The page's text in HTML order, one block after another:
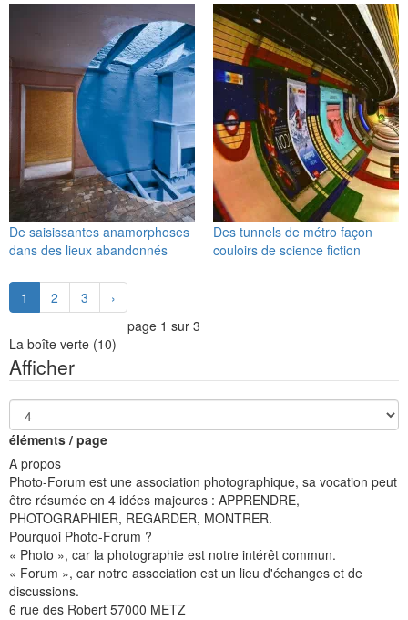
De saisissantes anamorphoses
dans des lieux abandonnés
Des tunnels de métro façon
couloirs de science fiction
1 2 3
›
page 1 sur 3
La boîte verte (10)
Afficher
éléments / page
A propos
Photo-Forum est une association photographique, sa vocation peut
être résumée en 4 idées majeures : APPRENDRE,
PHOTOGRAPHIER, REGARDER, MONTRER.
Pourquoi Photo-Forum ?
« Photo », car la photographie est notre intérêt commun.
« Forum », car notre association est un lieu d'échanges et de
discussions.
6 rue des Robert 57000 METZ